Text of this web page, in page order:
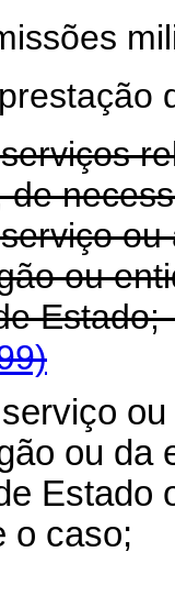
de
ou
ou
de
ou da
Estado
o